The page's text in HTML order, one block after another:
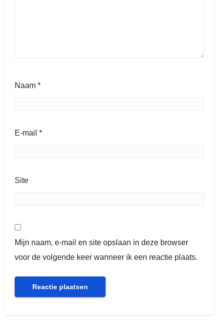
Naam *
E-mail *
Site
Mijn naam, e-mail en site opslaan in deze browser
voor de volgende keer wanneer ik een reactie plaats.